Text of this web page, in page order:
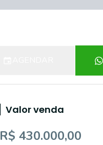
Valor venda
R$ 430.000,00